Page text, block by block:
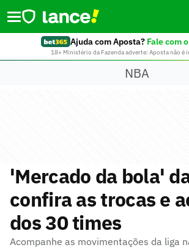
Ajuda com Aposta? Fale com
18+ Ministério da Fazenda adverte: Aposta não é
NBA
'Mercado da bola'
confira as trocas e
dos 30 times
Acompanhe as movimentações da liga